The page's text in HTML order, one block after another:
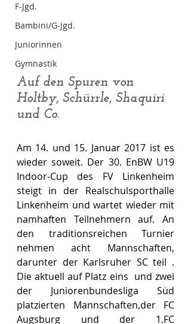
F-Jgd.
Bambini/G-Jgd.
Juniorinnen
Gymnastik
Auf den Spuren von
Holtby, Schürrle, Shaquiri
und Co.
Am 14. und 15. Januar 2017 ist es
wieder soweit. Der 30. EnBW U19
Indoor-Cup des FV Linkenheim
steigt in der Realschulsporthalle
Linkenheim und wartet wieder mit
namhaften Teilnehmern auf. An
den traditionsreichen Turnier
nehmen acht Mannschaften,
darunter der Karlsruher SC teil .
Die aktuell auf Platz eins  und zwei
der Juniorenbundesliga Süd
platzierten Mannschaften,der FC
Augsburg und der 1.FC